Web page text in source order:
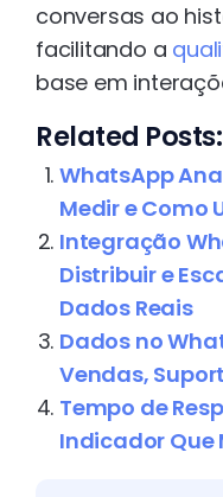
conversas ao
facilitando a
base em
Related Posts:
WhatsApp
Medir e Como
Integração
Distribuir e
Dados Reais
Dados no
Vendas,
Tempo de
Indicador Que